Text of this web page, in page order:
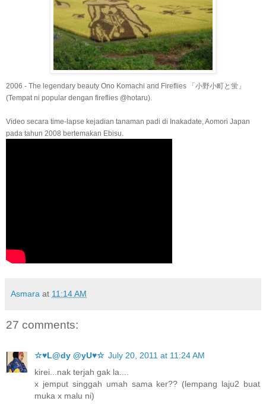
2006 - The legendary beauty Ono Komachi and Fireflies 「小野小町と蛍」
(Tempat ni popular dengan fireflies @hotaru).
Video secara time-lapse kejadian tanaman padi di Inakadate, Aomori Japan
pada tahun 2008 bertemakan Ebisu.
Asmara at 11:14 AM
27 comments:
☆♥L@dy @yU♥☆ July 20, 2011 at 11:24 AM
kirei...nak terjah gak la....
x jemput singgah umah sama ker?? (lempang laju2 buat
muka x malu ni)